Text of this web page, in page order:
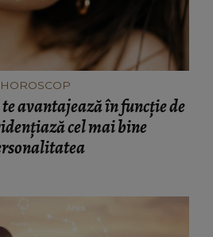
HOROSCOP
avantajează în funcție de
cel mai bine